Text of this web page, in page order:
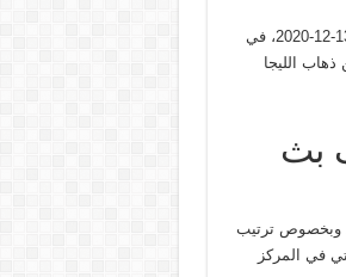
نقدم لكم متابعينا الكرام تفاصيل مشاهدة مباراة برشلونة وليفانتي ب مساء اليوم الاحد الموافق 13-12-2020، في
يلتقي برشلونة وليفانتي على ملعب الكامب نو في منافسات الجولة ال13 من ذهاب الليجا
بث
من بطولة الدوري الاسباني وبخصوص ترتيب
بينما يتواجد ليفانتي في المركز